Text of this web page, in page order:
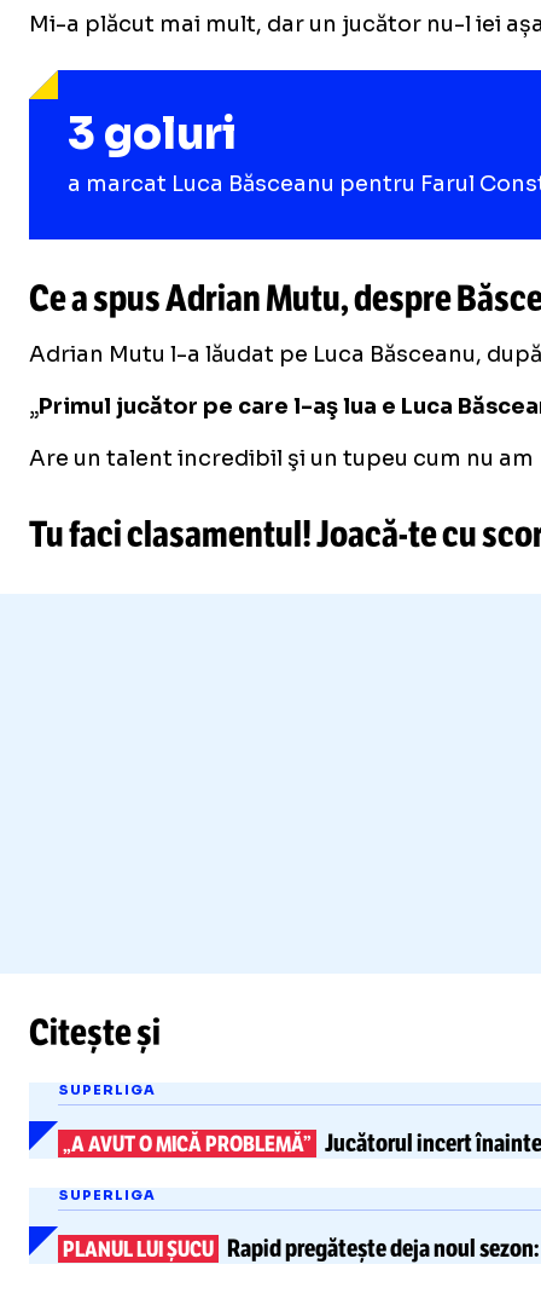
Mi-a plăcut mai mult, dar un jucător nu-l iei
3 goluri
a marcat Luca Băsceanu pentru Farul
Ce a spus Adrian Mutu, despre
Adrian Mutu l-a lăudat pe Luca Băsceanu,
„Primul jucător pe care l-aş lua e Luca
Are un talent incredibil şi un tupeu cum nu am
Tu faci clasamentul!Joacă-tecu
Citește și
SUPERLIGA
„A AVUT O MICĂ PROBLEMĂ” Jucătorul incert
SUPERLIGA
PLANUL LUI ȘUCU Rapid pregătește deja noul